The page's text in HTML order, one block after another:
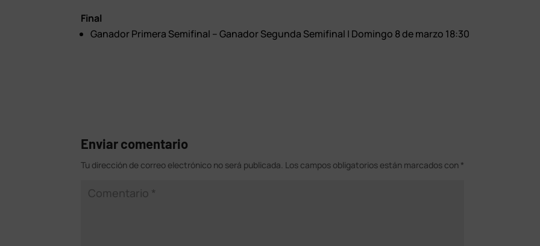
Final
Ganador Primera Semifinal – Ganador Segunda Semifinal | Domingo 8 de marzo 18:30
Enviar comentario
Tu dirección de correo electrónico no será publicada. Los campos obligatorios están marcados con *